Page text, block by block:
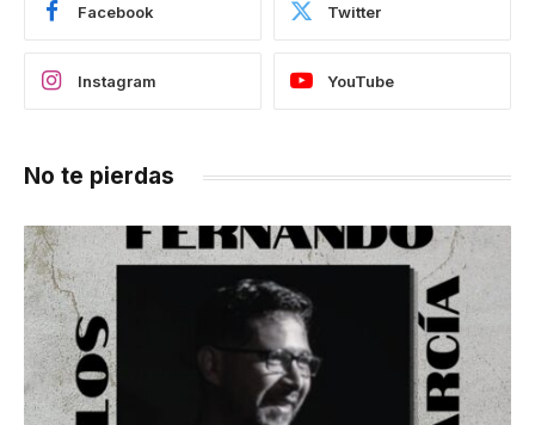
Facebook Twitter
Instagram YouTube
No te pierdas